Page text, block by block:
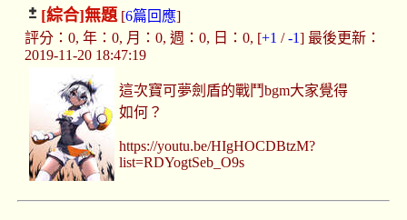
[綜合]無題[6篇回應]
評分：0, 年：0, 月：0, 週：0, 日：0, [+1 /-1] 最後更新：
2019-11-20 18:47:19
這次寶可夢劍盾的戰鬥bgm大家覺得
如何？
https://youtu.be/HIgHOCDBtzM?
list=RDYogtSeb_O9s